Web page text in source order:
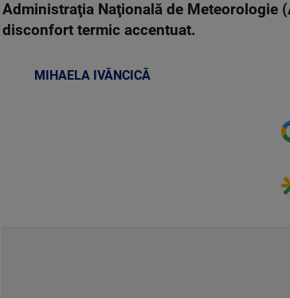
Administraţia Naţională de Meteorologie
disconfort termic accentuat.
MIHAELA IVĂNCICĂ